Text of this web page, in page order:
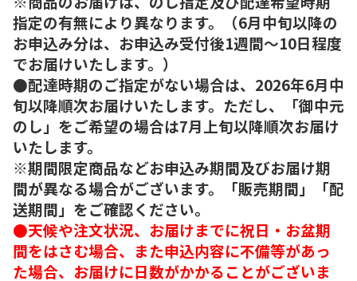
指定の有無により異なります。（6月中旬以降の
お申込み分は、お申込み受付後1週間～10日程度
でお届けいたします。）
●配達時期のご指定がない場合は、2026年6月中
旬以降順次お届けいたします。ただし、「御中元
のし」をご希望の場合は7月上旬以降順次お届け
いたします。
※期間限定商品などお申込み期間及びお届け期
間が異なる場合がございます。「販売期間」「配
送期間」をご確認ください。
●天候や注文状況、お届けまでに祝日・お盆期
間をはさむ場合、また申込内容に不備等があっ
た場合、お届けに日数がかかることがございま